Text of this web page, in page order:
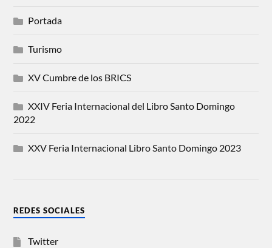
Portada
Turismo
XV Cumbre de los BRICS
XXIV Feria Internacional del Libro Santo Domingo
2022
XXV Feria Internacional Libro Santo Domingo 2023
REDES SOCIALES
Twitter